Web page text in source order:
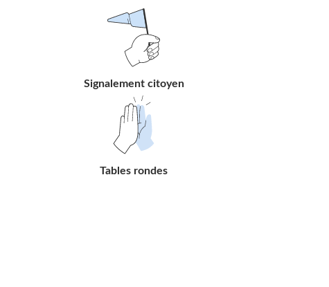
Suivre
le
lien
Signalement citoyen
Suivre
le
lien
Tables rondes